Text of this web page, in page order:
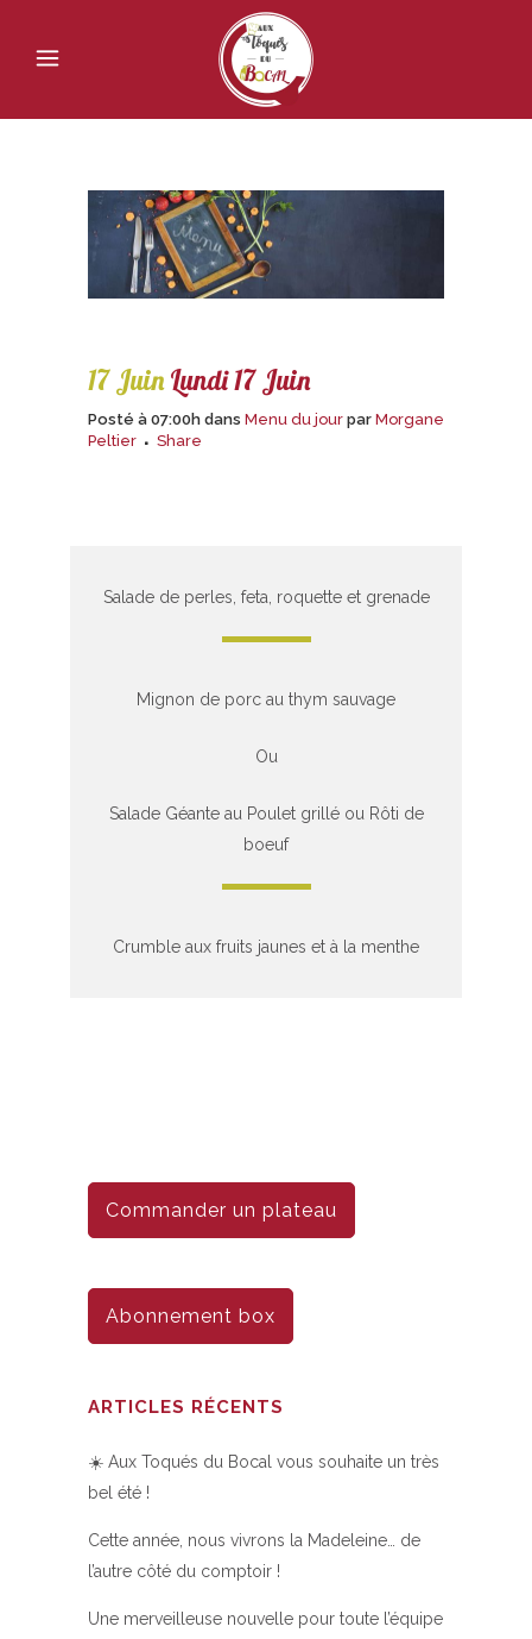
17 JuinLundi 17 Juin
Posté à 07:00h dans Menu du jour par Morgane
Peltier
Share
Salade de perles, feta, roquette et grenade
Mignon de porc au thym sauvage
Ou
Salade Géante au Poulet grillé ou Rôti de
boeuf
Crumble aux fruits jaunes et à la menthe
Commander un plateau
Abonnement box
ARTICLES RÉCENTS
☀️ Aux Toqués du Bocal vous souhaite un très
bel été !
Cette année, nous vivrons la Madeleine… de
l’autre côté du comptoir !
Une merveilleuse nouvelle pour toute l’équipe